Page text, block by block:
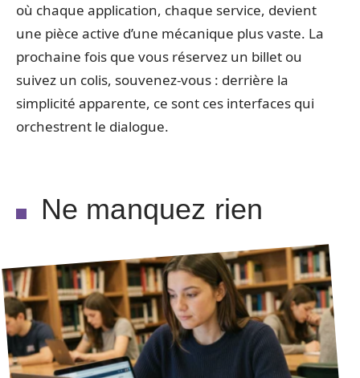
où chaque application, chaque service, devient
une pièce active d’une mécanique plus vaste. La
prochaine fois que vous réservez un billet ou
suivez un colis, souvenez-vous : derrière la
simplicité apparente, ce sont ces interfaces qui
orchestrent le dialogue.
Ne manquez rien